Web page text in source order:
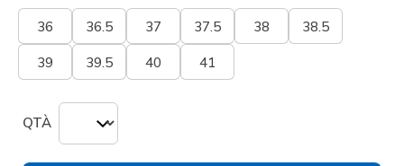
36 36.5 37 37.5 38 38.5
39 39.5 40 41
QTÀ